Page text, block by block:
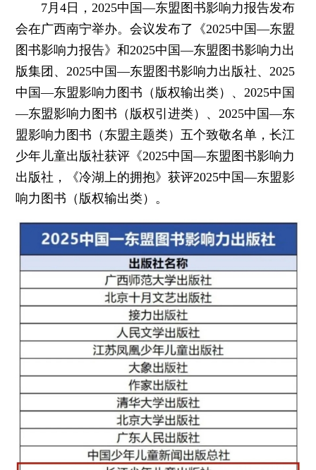
7月4日，2025中国—东盟图书影响力报告发布
会在广西南宁举办。会议发布了《2025中国—东盟
图书影响力报告》和2025中国—东盟图书影响力出
版集团、2025中国—东盟图书影响力出版社、2025
中国—东盟影响力图书（版权输出类）、2025中国
—东盟影响力图书（版权引进类）、2025中国—东
盟影响力图书（东盟主题类）五个致敬名单，长江
少年儿童出版社获评《2025中国—东盟图书影响力
出版社，《冷湖上的拥抱》获评2025中国—东盟影
响力图书（版权输出类）。